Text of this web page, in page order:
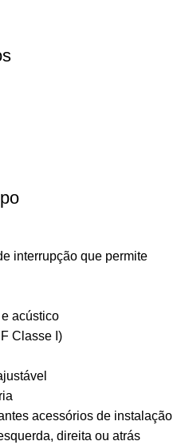
interrupção que permite
acústico
Classe I)
acessórios de instalação
direita ou atrás